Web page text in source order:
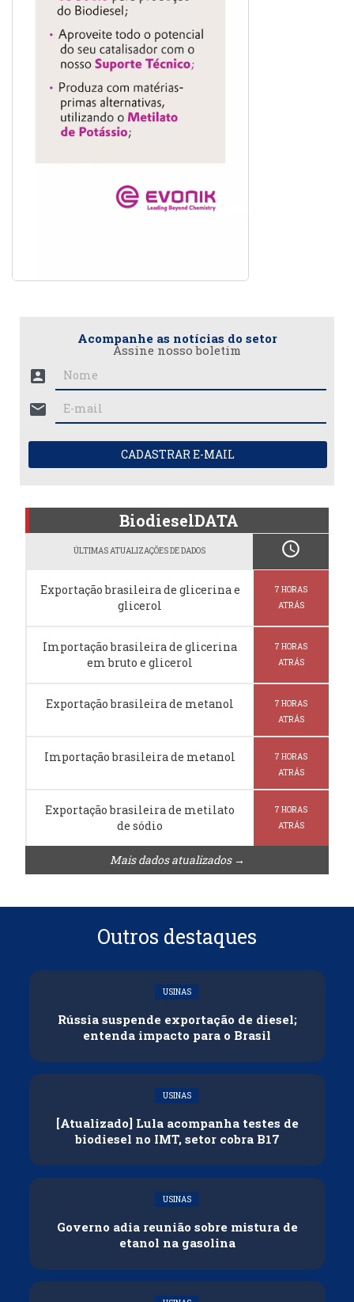
Acompanhe as notícias do setor
Assine nosso boletim
account_box
mail
CADASTRAR E-MAIL
BiodieselDATA
ÚLTIMAS ATUALIZAÇÕES DE DADOS schedule
Exportação brasileira de glicerina e
glicerol
7 HORAS
ATRÁS
Importação brasileira de glicerina
em bruto e glicerol
7 HORAS
ATRÁS
Exportação brasileira de metanol
7 HORAS
ATRÁS
Importação brasileira de metanol
7 HORAS
ATRÁS
Exportação brasileira de metilato
de sódio
7 HORAS
ATRÁS
Mais dados atualizados →
Outros destaques
USINAS
Rússia suspende exportação de diesel;
entenda impacto para o Brasil
USINAS
[Atualizado] Lula acompanha testes de
biodiesel no IMT, setor cobra B17
USINAS
Governo adia reunião sobre mistura de
etanol na gasolina